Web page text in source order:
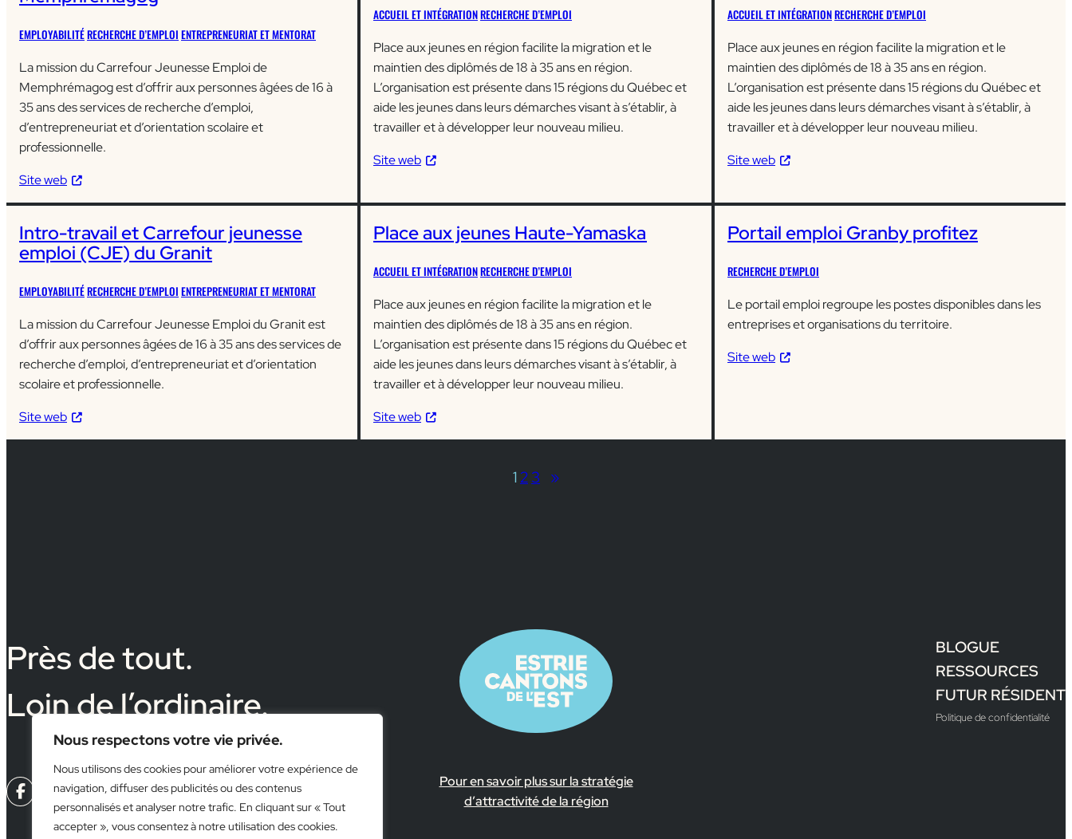
Nous respectons votre vie privée.
Nous utilisons des cookies pour améliorer votre expérience de
navigation, diffuser des publicités ou des contenus
personnalisés et analyser notre trafic. En cliquant sur « Tout
accepter », vous consentez à notre utilisation des cookies.
EMPLOYABILITÉRECHERCHE D’EMPLOI ENTREPRENEURIAT ET MENTORAT
La mission du Carrefour Jeunesse Emploi de
Memphrémagog est d’offrir aux personnes âgées de 16 à
35 ans des services de recherche d’emploi,
d’entrepreneuriat et d’orientation scolaire et
professionnelle.
Site web
ACCUEIL ET INTÉGRATIONRECHERCHE D’EMPLOI
Place aux jeunes en région facilite la migration et le
maintien des diplômés de 18 à 35 ans en région.
L’organisation est présente dans 15 régions du Québec et
aide les jeunes dans leurs démarches visant à s’établir, à
travailler et à développer leur nouveau milieu.
Site web
ACCUEIL ET INTÉGRATIONRECHERCHE D’EMPLOI
Place aux jeunes en région facilite la migration et le
maintien des diplômés de 18 à 35 ans en région.
L’organisation est présente dans 15 régions du Québec et
aide les jeunes dans leurs démarches visant à s’établir, à
travailler et à développer leur nouveau milieu.
Site web
Intro-travail et Carrefour jeunesse
emploi (CJE) du Granit
EMPLOYABILITÉRECHERCHE D’EMPLOI ENTREPRENEURIAT ET MENTORAT
La mission du Carrefour Jeunesse Emploi du Granit est
d’offrir aux personnes âgées de 16 à 35 ans des services de
recherche d’emploi, d’entrepreneuriat et d’orientation
scolaire et professionnelle.
Site web
Place aux jeunes Haute-Yamaska
ACCUEIL ET INTÉGRATIONRECHERCHE D’EMPLOI
Place aux jeunes en région facilite la migration et le
maintien des diplômés de 18 à 35 ans en région.
L’organisation est présente dans 15 régions du Québec et
aide les jeunes dans leurs démarches visant à s’établir, à
travailler et à développer leur nouveau milieu.
Site web
Portail emploi Granby profitez
RECHERCHE D’EMPLOI
Le portail emploi regroupe les postes disponibles dans les
entreprises et organisations du territoire.
Site web
123 »
Près de tout.
Loin de l’ordinaire.
BLOGUE
RESSOURCES
FUTUR RÉSIDENT
Politique de confidentialité
  
Pour en savoir plus sur la stratégie
d’attractivité de la région